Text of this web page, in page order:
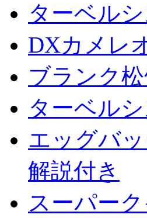
ターベル
DXカメレ
ブランク
ターベル
エッグバ
解説付き
スーパー